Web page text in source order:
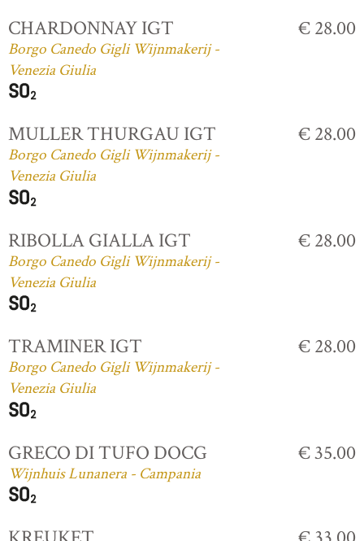
CHARDONNAY IGT
Borgo Canedo Gigli Wijnmakerij -
Venezia Giulia
€ 28.00
MULLER THURGAU IGT
Borgo Canedo Gigli Wijnmakerij -
Venezia Giulia
€ 28.00
RIBOLLA GIALLA IGT
Borgo Canedo Gigli Wijnmakerij -
Venezia Giulia
€ 28.00
TRAMINER IGT
Borgo Canedo Gigli Wijnmakerij -
Venezia Giulia
€ 28.00
GRECO DI TUFO DOCG
Wijnhuis Lunanera - Campania
€ 35.00